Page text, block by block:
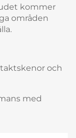
kommer
områden
och
med